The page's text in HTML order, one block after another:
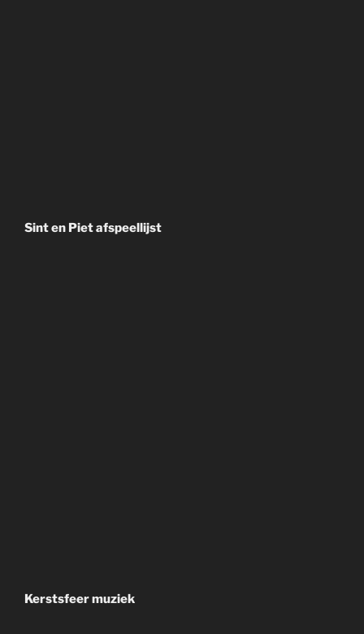
Sint en Piet afspeellijst
Kerstsfeer muziek